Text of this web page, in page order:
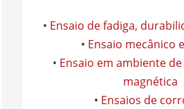
• Ensaio de fadiga,
• Ensaio mecânico
• Ensaio em ambiente
magnética
• Ensaios de